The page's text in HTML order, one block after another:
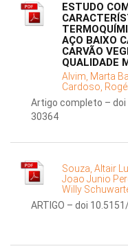
ESTUDO
AÇO BAIXO
CARVÃO
QUALIDADE
Alvim, Marta
Cardoso,
Artigo completo –
30364
Souza, Altair
Joao Junio
Willy
ARTIGO – doi